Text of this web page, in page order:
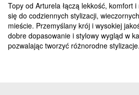
Topy od Arturela łączą lekkość, komfort
się do codziennych stylizacji,
mieście. Przemyślany krój i wysokiej
dobre dopasowanie i stylowy wygląd w
pozwalając tworzyć różnorodne stylizacje.